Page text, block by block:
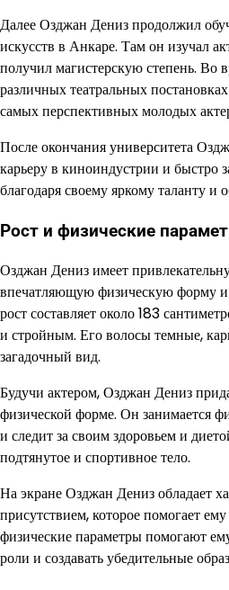
Далее Озджан Дениз продолжил
искусств в Анкаре. Там он изучал
получил магистерскую степень. Во
различных театральных
самых перспективных молодых
После окончания университета
карьеру в киноиндустрии и быстро
благодаря своему яркому таланту и
Рост и физические
Озджан Дениз имеет
впечатляющую физическую форму
рост составляет около 183
и стройным. Его волосы темные,
загадочный вид.
Будучи актером, Озджан Дениз
физической форме. Он занимается
и следит за своим здоровьем и
подтянутое и спортивное тело.
На экране Озджан Дениз обладает
присутствием, которое помогает
физические параметры помогают
роли и создавать убедительные